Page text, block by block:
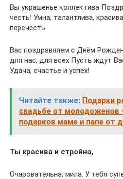
Вы украшенье коллектива
честь! Умна, талантлива,
перечесть.
Вас поздравляем с Днём
для нас, для всех Пусть ждут
Удача, счастье и успех!
Читайте также: Подарки
свадьбе от молодоженов
подарков маме и папе от
Ты красива и стройна,
Очаровательна, мила. У тебя